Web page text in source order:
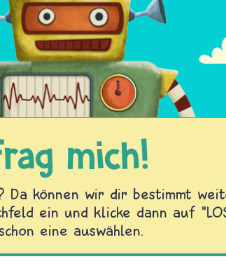
mich!
können wir dir bestimmt
ein und klicke dann auf
eine auswählen.